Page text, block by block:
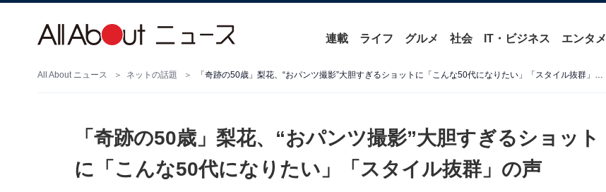
連載 ライフ グルメ 社会 IT・ビジネス エンタメ
All About ニュース ネットの話題 「奇跡の50歳」梨花、“おパンツ撮影”大胆すぎるショットに「こんな50代になりたい」「スタイル抜群」の声
「奇跡の50歳」梨花、“おパンツ撮影”大胆すぎるショット
に「こんな50代になりたい」「スタイル抜群」の声